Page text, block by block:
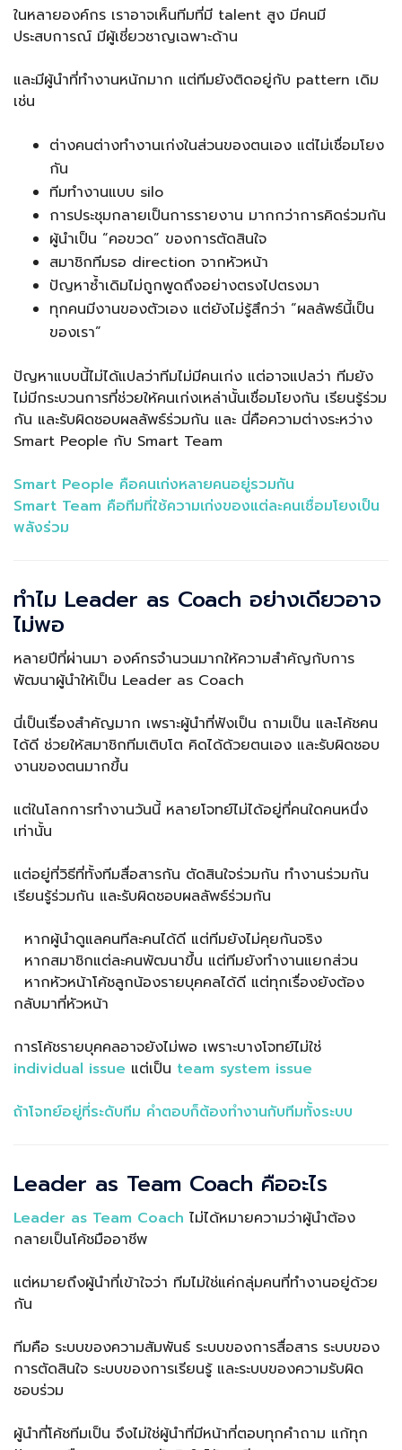
ในหลายองค์กร เราอาจเห็นทีมที่มี talent สูง มีคนมี
ประสบการณ์ มีผู้เชี่ยวชาญเฉพาะด้าน
และมีผู้นำที่ทำงานหนักมาก แต่ทีมยังติดอยู่กับ pattern เดิม
เช่น
ต่างคนต่างทำงานเก่งในส่วนของตนเอง แต่ไม่เชื่อมโยง
กัน
ทีมทำงานแบบ silo
การประชุมกลายเป็นการรายงาน มากกว่าการคิดร่วมกัน
ผู้นำเป็น “คอขวด” ของการตัดสินใจ
สมาชิกทีมรอ direction จากหัวหน้า
ปัญหาซ้ำเดิมไม่ถูกพูดถึงอย่างตรงไปตรงมา
ทุกคนมีงานของตัวเอง แต่ยังไม่รู้สึกว่า “ผลลัพธ์นี้เป็น
ของเรา”
ปัญหาแบบนี้ไม่ได้แปลว่าทีมไม่มีคนเก่ง แต่อาจแปลว่า ทีมยัง
ไม่มีกระบวนการที่ช่วยให้คนเก่งเหล่านั้นเชื่อมโยงกัน เรียนรู้ร่วม
กัน และรับผิดชอบผลลัพธ์ร่วมกัน และ นี่คือความต่างระหว่าง
Smart People กับ Smart Team
Smart People คือคนเก่งหลายคนอยู่รวมกัน
Smart Team คือทีมที่ใช้ความเก่งของแต่ละคนเชื่อมโยงเป็น
พลังร่วม
ทำไม Leader as Coach อย่างเดียวอาจ
ไม่พอ
หลายปีที่ผ่านมา องค์กรจำนวนมากให้ความสำคัญกับการ
พัฒนาผู้นำให้เป็น Leader as Coach
นี่เป็นเรื่องสำคัญมาก เพราะผู้นำที่ฟังเป็น ถามเป็น และโค้ชคน
ได้ดี ช่วยให้สมาชิกทีมเติบโต คิดได้ด้วยตนเอง และรับผิดชอบ
งานของตนมากขึ้น
แต่ในโลกการทำงานวันนี้ หลายโจทย์ไม่ได้อยู่ที่คนใดคนหนึ่ง
เท่านั้น
แต่อยู่ที่วิธีที่ทั้งทีมสื่อสารกัน ตัดสินใจร่วมกัน ทำงานร่วมกัน
เรียนรู้ร่วมกัน และรับผิดชอบผลลัพธ์ร่วมกัน
หากผู้นำดูแลคนทีละคนได้ดี แต่ทีมยังไม่คุยกันจริง
หากสมาชิกแต่ละคนพัฒนาขึ้น แต่ทีมยังทำงานแยกส่วน
หากหัวหน้าโค้ชลูกน้องรายบุคคลได้ดี แต่ทุกเรื่องยังต้อง
กลับมาที่หัวหน้า
การโค้ชรายบุคคลอาจยังไม่พอ เพราะบางโจทย์ไม่ใช่
individual issue แต่เป็น team system issue
ถ้าโจทย์อยู่ที่ระดับทีม คำตอบก็ต้องทำงานกับทีมทั้งระบบ
Leader as Team Coach คืออะไร
Leader as Team Coach ไม่ได้หมายความว่าผู้นำต้อง
กลายเป็นโค้ชมืออาชีพ
แต่หมายถึงผู้นำที่เข้าใจว่า ทีมไม่ใช่แค่กลุ่มคนที่ทำงานอยู่ด้วย
กัน
ทีมคือ ระบบของความสัมพันธ์ ระบบของการสื่อสาร ระบบของ
การตัดสินใจ ระบบของการเรียนรู้ และระบบของความรับผิด
ชอบร่วม
ผู้นำที่โค้ชทีมเป็น จึงไม่ใช่ผู้นำที่มีหน้าที่ตอบทุกคำถาม แก้ทุก